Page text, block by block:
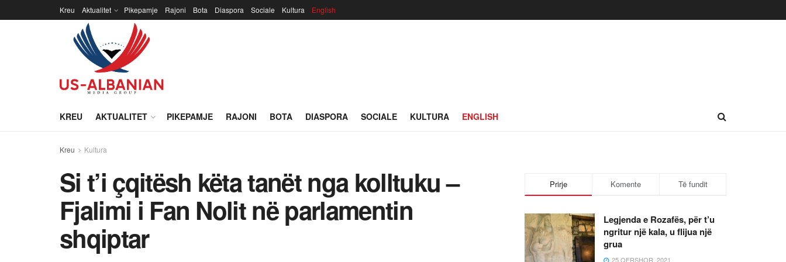
Kreu Aktualitet Pikepamje Rajoni Bota Diaspora Sociale Kultura English
KREU AKTUALITET PIKEPAMJE RAJONI BOTA DIASPORA SOCIALE KULTURA ENGLISH
Kreu Kultura
Si t’i çqitësh këta tanët nga kolltuku –
Fjalimi i Fan Nolit në parlamentin
shqiptar
Prirje Komente Të fundit
Legjenda e Rozafës, për t’u
ngritur një kala, u flijua një
grua
25 QERSHOR, 2021